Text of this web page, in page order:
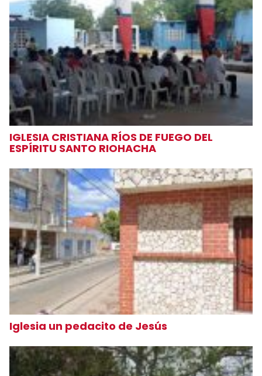
IGLESIA CRISTIANA RÍOS DE FUEGO DEL
ESPÍRITU SANTO RIOHACHA
Iglesia un pedacito de Jesús